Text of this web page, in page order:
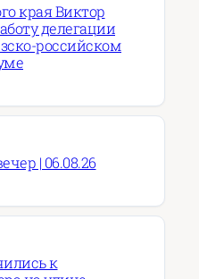
края Виктор
делегации
российском
| 06.08.26
к